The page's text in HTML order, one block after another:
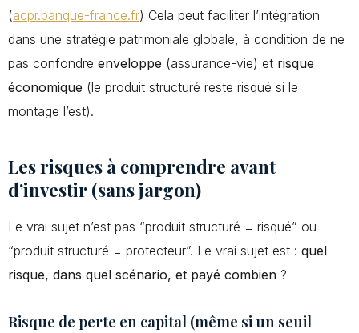
(acpr.banque-france.fr) Cela peut faciliter l’intégration
dans une stratégie patrimoniale globale, à condition de ne
pas confondre enveloppe (assurance-vie) et risque
économique (le produit structuré reste risqué si le
montage l’est).
Les risques à comprendre avant
d’investir (sans jargon)
Le vrai sujet n’est pas “produit structuré = risqué” ou
“produit structuré = protecteur”. Le vrai sujet est : quel
risque, dans quel scénario, et payé combien ?
Risque de perte en capital (même si un seuil